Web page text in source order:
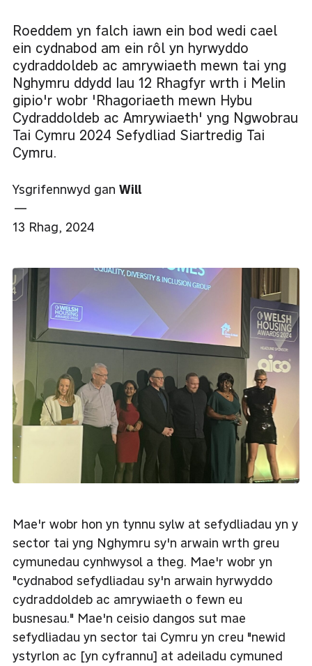
Roeddem yn falch iawn ein bod wedi cael
ein cydnabod am ein rôl yn hyrwyddo
cydraddoldeb ac amrywiaeth mewn tai yng
Nghymru ddydd Iau 12 Rhagfyr wrth i Melin
gipio'r wobr 'Rhagoriaeth mewn Hybu
Cydraddoldeb ac Amrywiaeth' yng Ngwobrau
Tai Cymru 2024 Sefydliad Siartredig Tai
Cymru.
Ysgrifennwyd gan Will
—
13 Rhag, 2024
Mae'r wobr hon yn tynnu sylw at sefydliadau yn y
sector tai yng Nghymru sy'n arwain wrth greu
cymunedau cynhwysol a theg. Mae'r wobr yn
"cydnabod sefydliadau sy'n arwain hyrwyddo
cydraddoldeb ac amrywiaeth o fewn eu
busnesau." Mae'n ceisio dangos sut mae
sefydliadau yn sector tai Cymru yn creu "newid
ystyrlon ac [yn cyfrannu] at adeiladu cymuned